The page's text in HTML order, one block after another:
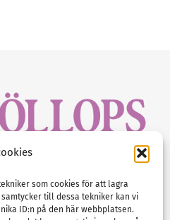
som cookies för att lagra
till dessa tekniker kan vi
ID:n på den här webbplatsen.
90